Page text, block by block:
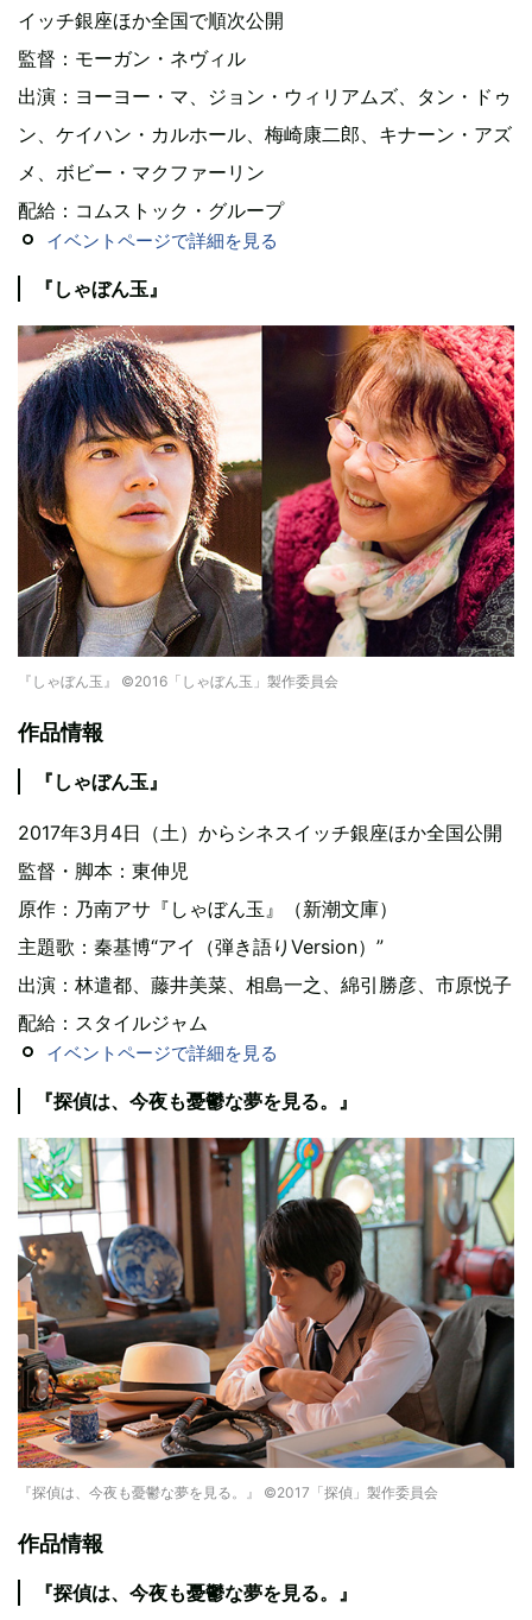
イッチ銀座ほか全国で順次公開
監督：モーガン・ネヴィル
出演：ヨーヨー・マ、ジョン・ウィリアムズ、タン・ドゥ
ン、ケイハン・カルホール、梅崎康二郎、キナーン・アズ
メ、ボビー・マクファーリン
配給：コムストック・グループ
イベントページで詳細を見る
『しゃぼん玉』
『しゃぼん玉』 ©2016「しゃぼん玉」製作委員会
作品情報
『しゃぼん玉』
2017年3月4日（土）からシネスイッチ銀座ほか全国公開
監督・脚本：東伸児
原作：乃南アサ『しゃぼん玉』（新潮文庫）
主題歌：秦基博“アイ（弾き語りVersion）”
出演：林遣都、藤井美菜、相島一之、綿引勝彦、市原悦子
配給：スタイルジャム
イベントページで詳細を見る
『探偵は、今夜も憂鬱な夢を見る。』
『探偵は、今夜も憂鬱な夢を見る。』 ©2017「探偵」製作委員会
作品情報
『探偵は、今夜も憂鬱な夢を見る。』